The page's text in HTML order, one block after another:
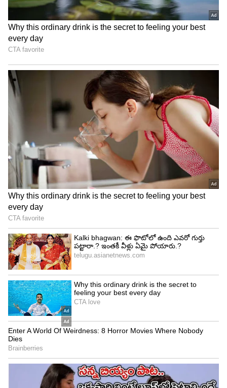
Japanese Miyazaki mango
4. Taiyo no Tamago Mangoes
Taiyo no Tamago Mangoes ప్రపంచంలో అత్యంత
ఖరీదైన పండ్లలో నాల్గో స్థానంలో ఉన్నాయి. తైయో నో
టమాగో, లేదా "ఎగ్ ఆఫ్ ది సన్" మామిడి పండ్లు ఒక
ప్రత్యేక రకమైన మామిడి జాతి పండ్లు. వాటి శక్తివంతమైన
ఎరుపు రంగు, అధిక చక్కెర కంటెంట్, పెద్దవిగా ఉండటం
వాటి ప్రత్యేకత. ప్రత్యేకమైన సాగు పద్ధతులు, కఠినమైన
నాణ్యతా నియంత్రణల కారణంగా వీటి ధరలు అధికంగా
ఉంటాయి. $3,744 కు ఒకటిగా (రూ.3 లక్షలకు పైగా)
విక్రయించారు.
5. హెలిగాన్ పైనాపిల్
ఇది ప్రపంచంలో అత్యంత ఖరీదైన పైనాపిల్ గా,
ప్రపంచంలోని అత్యంత ఖరీదైన పండ్లలో ఐదో స్థానంలో
ఉంది. ఇంగ్లాండ్ లో లభించే ఈ రకం పైనాపిల్ ఒక్కదాని ధర
లక్ష రూపాయలకు పైగా ఉంటుంది. అక్కడ వీటి సాగు కూడా
చాలా ప్రత్యేకంగా ఉంటుంది.